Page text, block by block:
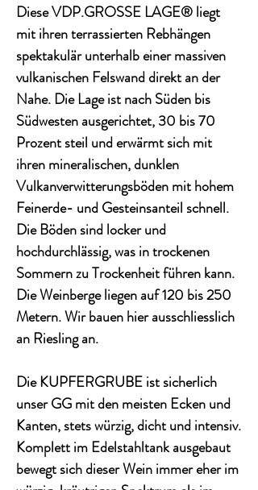
Diese VDP.GROSSE LAGE® liegt
mit ihren terrassierten Rebhängen
spektakulär unterhalb einer massiven
vulkanischen Felswand direkt an der
Nahe. Die Lage ist nach Süden bis
Südwesten ausgerichtet, 30 bis 70
Prozent steil und erwärmt sich mit
ihren mineralischen, dunklen
Vulkanverwitterungsböden mit hohem
Feinerde- und Gesteinsanteil schnell.
Die Böden sind locker und
hochdurchlässig, was in trockenen
Sommern zu Trockenheit führen kann.
Die Weinberge liegen auf 120 bis 250
Metern. Wir bauen hier ausschliesslich
an Riesling an.
Die KUPFERGRUBE ist sicherlich
unser GG mit den meisten Ecken und
Kanten, stets würzig, dicht und intensiv.
Komplett im Edelstahltank ausgebaut
bewegt sich dieser Wein immer eher im